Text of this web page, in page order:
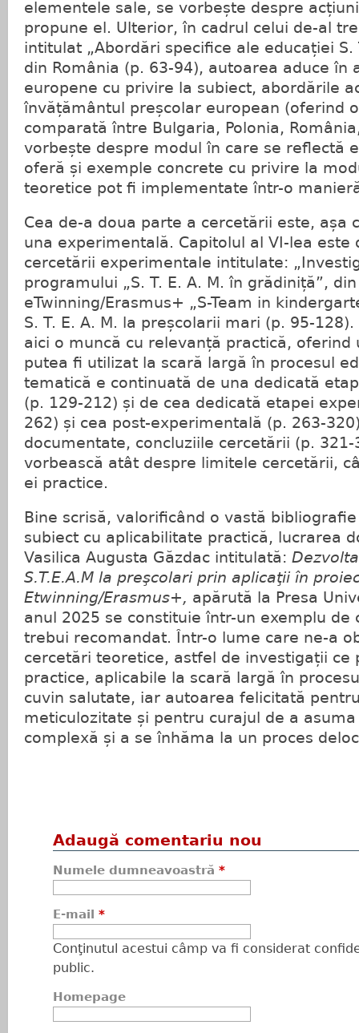
elementele sale, se vorbește despre
propune el. Ulterior, în cadrul celui de-al
intitulat „Abordări specifice ale educației S.
din România (p. 63-94), autoarea aduce în
europene cu privire la subiect, abordările
învățământul preșcolar european (oferind
comparată între Bulgaria, Polonia,
vorbește despre modul în care se reflectă
oferă și exemple concrete cu privire la
teoretice pot fi implementate într-o
Cea de-a doua parte a cercetării este, așa
una experimentală. Capitolul al VI-lea este
cercetării experimentale intitulate:
programului „S. T. E. A. M. în grădiniță”,
eTwinning/Erasmus+ „S-Team in
S. T. E. A. M. la preșcolarii mari (p. 95-
aici o muncă cu relevanță practică, oferind
putea fi utilizat la scară largă în procesul
tematică e continuată de una dedicată
(p. 129-212) și de cea dedicată etapei
262) și cea post-experimentală (p. 263-
documentate, concluziile cercetării (p. 321-
vorbească atât despre limitele cercetării,
ei practice.
Bine scrisă, valorificând o vastă
subiect cu aplicabilitate practică, lucrarea
Vasilica Augusta Găzdac intitulată:
S.T.E.A.M la preşcolari prin aplicaţii în
Etwinning/Erasmus+, apărută la Presa
anul 2025 se constituie într-un exemplu de
trebui recomandat. Într-o lume care ne-a
cercetări teoretice, astfel de investigații ce
practice, aplicabile la scară largă în
cuvin salutate, iar autoarea felicitată
meticulozitate și pentru curajul de a
complexă și a se înhăma la un proces
Adaugă comentariu nou
Numele dumneavoastră *
E-mail *
Conţinutul acestui câmp va fi considerat
public.
Homepage